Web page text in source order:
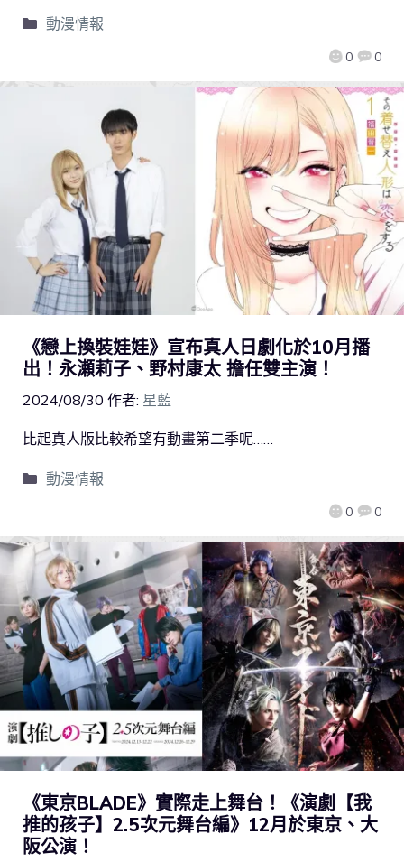
0 0
動漫情報
《戀上換裝娃娃》宣布真人日劇化於10月播
出！永瀬莉子、野村康太 擔任雙主演！
2024/08/30 作者: 星藍
0 0
比起真人版比較希望有動畫第二季呢……
動漫情報
《東京BLADE》實際走上舞台！《演劇【我
推的孩子】2.5次元舞台編》12月於東京、大
阪公演！